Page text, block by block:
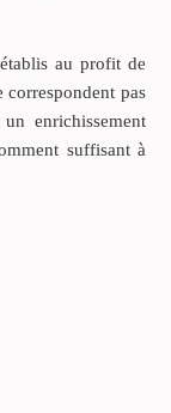
au profit de
correspondent pas
enrichissement
suffisant à